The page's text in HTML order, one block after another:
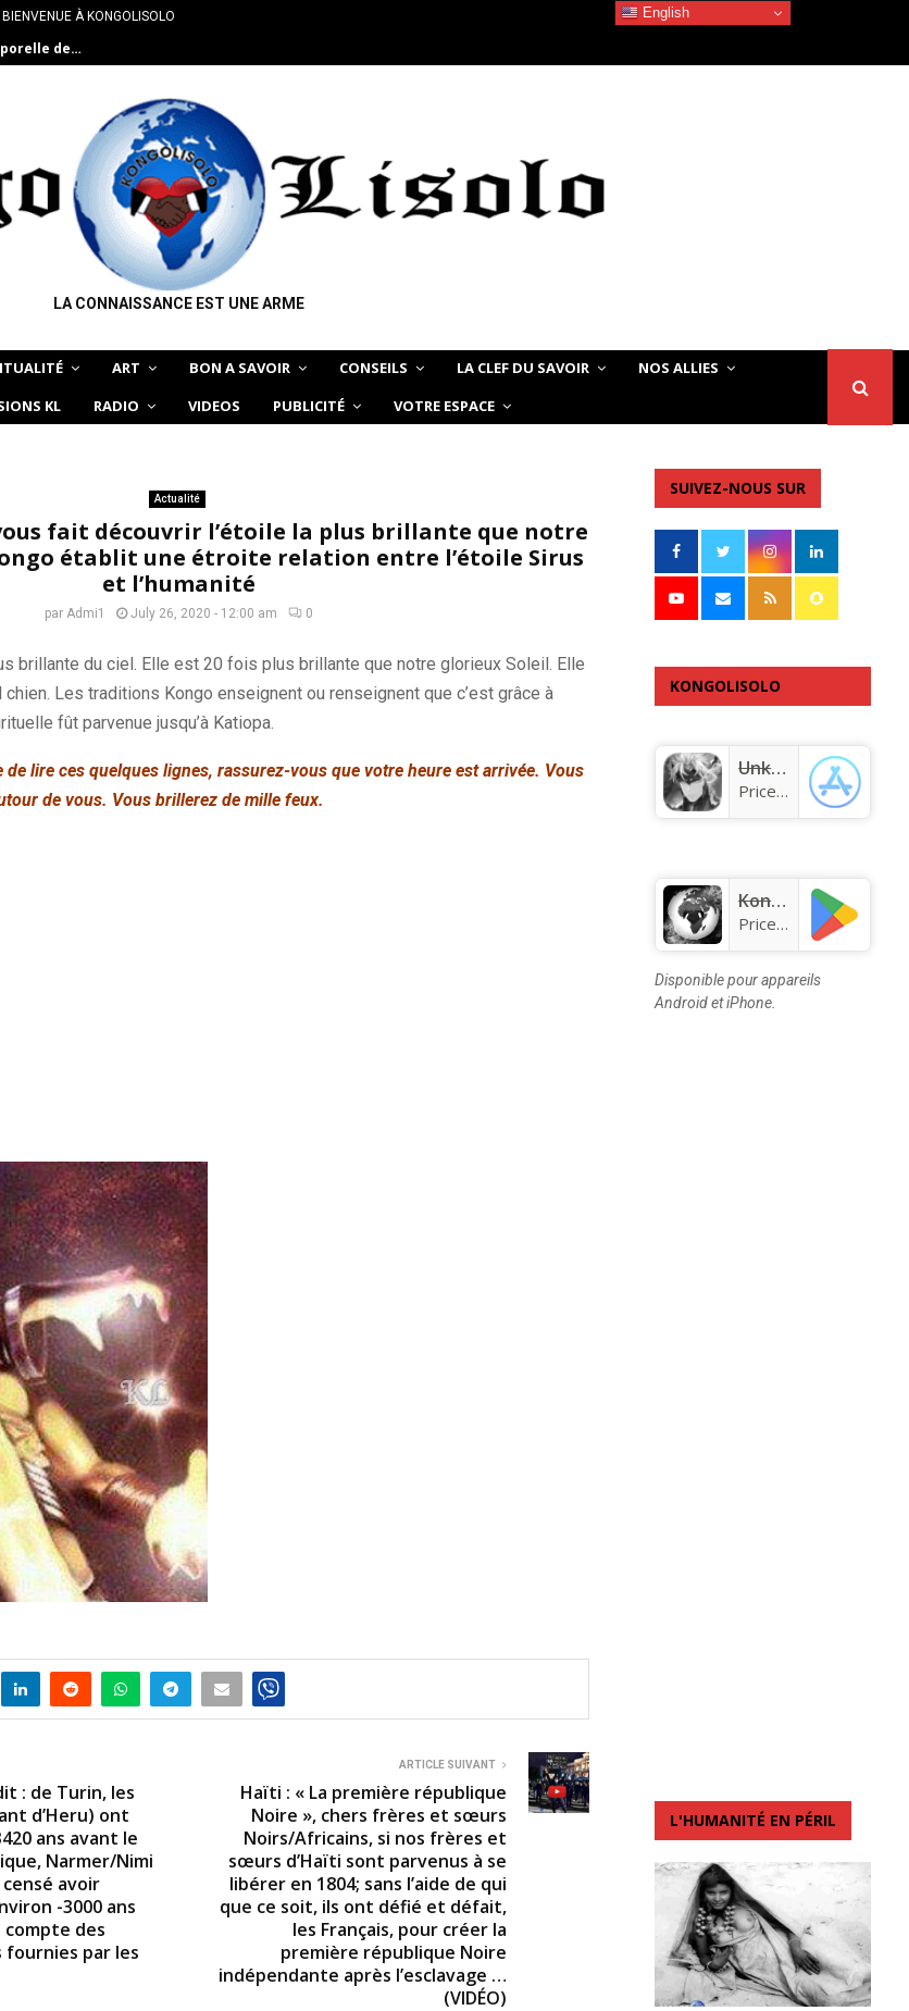
BIENVENUE À KONGOLISOLO
de…
LA CONNAISSANCE EST UNE ARME
ART BON A SAVOIR CONSEILS LA CLEF DU SAVOIR
NOS ALLIES
KL RADIO VIDEOS PUBLICITÉ VOTRE ESPACE
Actualité
fait découvrir l’étoile la plus brillante que notre
établit une étroite relation entre l’étoile Sirus
et l’humanité
par Admi1 July 26, 2020 - 12:00 am 0
brillante du ciel. Elle est 20 fois plus brillante que notre glorieux Soleil. Elle
chien. Les traditions Kongo enseignent ou renseignent que c’est grâce à
fût parvenue jusqu’à Katiopa.
lire ces quelques lignes, rassurez-vous que votre heure est arrivée. Vous
de vous. Vous brillerez de mille feux.
: de Turin, les
d’Heru) ont
ans avant le
Narmer/Nimi
avoir
-3000 ans
compte des
par les
ARTICLE SUIVANT
Haïti : « La première république
Noire », chers frères et sœurs
Noirs/Africains, si nos frères et
sœurs d’Haïti sont parvenus à se
libérer en 1804; sans l’aide de qui
que ce soit, ils ont défié et défait,
les Français, pour créer la
première république Noire
indépendante après l’esclavage …
(VIDÉO)
SUIVEZ-NOUS SUR
KONGOLISOLO
Unknown app
Price:Free
KongoLisolo
Price:Free
Disponible pour appareils
Android et iPhone.
L'HUMANITÉ EN PÉRIL
English